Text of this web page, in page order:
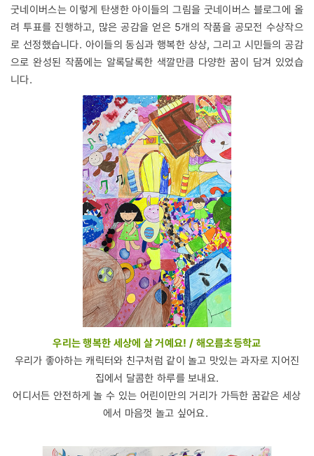
굿네이버스는 이렇게 탄생한 아이들의 그림을 굿네이버스 블로그에 올
려 투표를 진행하고, 많은 공감을 얻은 5개의 작품을 공모전 수상작으
로 선정했습니다. 아이들의 동심과 행복한 상상, 그리고 시민들의 공감
으로 완성된 작품에는 알록달록한 색깔만큼 다양한 꿈이 담겨 있었습
니다.
우리는 행복한 세상에 살 거예요! / 해오름초등학교
우리가 좋아하는 캐릭터와 친구처럼 같이 놀고 맛있는 과자로 지어진
집에서 달콤한 하루를 보내요.
어디서든 안전하게 놀 수 있는 어린이만의 거리가 가득한 꿈같은 세상
에서 마음껏 놀고 싶어요.